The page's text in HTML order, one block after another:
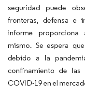
seguridad puede
fronteras, defensa e
informe proporciona
mismo. Se espera
debido a la
confinamiento de las
COVID-19 en el